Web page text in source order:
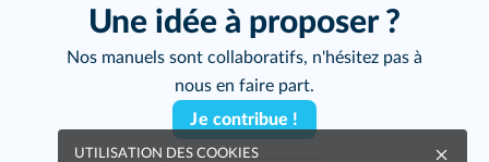
Une idée à proposer ?
Nos manuels sont collaboratifs, n'hésitez pas à
nous en faire part.
Je contribue !
UTILISATION DES COOKIES